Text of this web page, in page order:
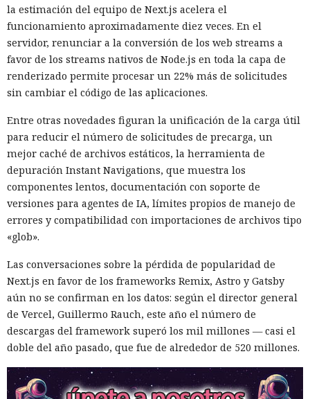
12:43 / 07.08.2026
Otra corporación corre el riesgo de repetir la triste suerte de
sus predecesoras.
Las sanciones y restricciones contra las empresas
tecnológicas chinas por parte de las autoridades
estadounidenses hace tiempo que son noticia habitual —
ahora un escenario similar
se está desarrollando
inverso. La Administración del Ciberespacio de China
anunció el inicio de una revisión de los productos de la
estadounidense Palo Alto Networks que se venden en el
la estimación del equipo de Next.js acelera el
funcionamiento aproximadamente diez veces. En el
servidor, renunciar a la conversión de los web streams a
favor de los streams nativos de Node.js en toda la capa de
renderizado permite procesar un 22% más de solicitudes
sin cambiar el código de las aplicaciones.
Entre otras novedades figuran la unificación de la carga útil
para reducir el número de solicitudes de precarga, un
mejor caché de archivos estáticos, la herramienta de
depuración Instant Navigations, que muestra los
componentes lentos, documentación con soporte de
versiones para agentes de IA, límites propios de manejo de
errores y compatibilidad con importaciones de archivos tipo
«glob».
Las conversaciones sobre la pérdida de popularidad de
Next.js en favor de los frameworks Remix, Astro y Gatsby
aún no se confirman en los datos: según el director general
de Vercel, Guillermo Rauch, este año el número de
descargas del framework superó los mil millones — casi el
doble del año pasado, que fue de alrededor de 520 millones.